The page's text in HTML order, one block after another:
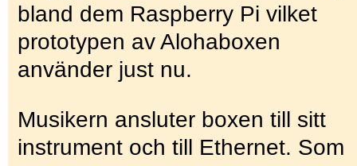
bland dem Raspberry Pi vilket
prototypen av Alohaboxen
använder just nu.
Musikern ansluter boxen till sitt
instrument och till Ethernet. Som